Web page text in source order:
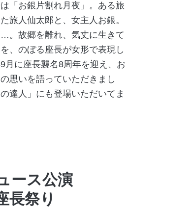
「お銀片割れ月夜」。ある旅
旅人仙太郎と、女主人お銀。
。故郷を離れ、気丈に生きて
、のぼる座長が女形で表現し
月に座長襲名8周年を迎え、お
思いを語っていただきまし
達人」にも登場いただいてま
ース公演
長祭り